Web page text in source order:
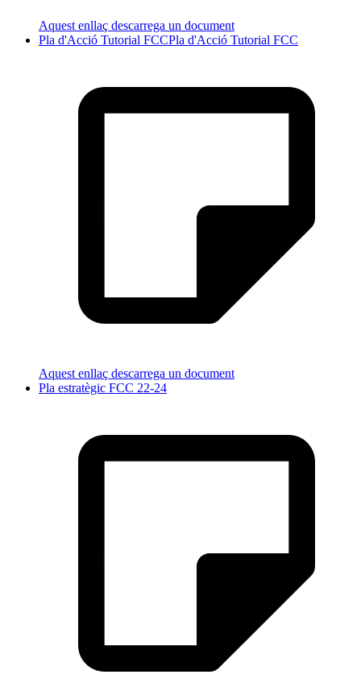
Aquest enllaç descarrega un document
Pla d'Acció Tutorial FCCPla d'Acció Tutorial FCC
Aquest enllaç descarrega un document
Pla estratègic FCC 22-24